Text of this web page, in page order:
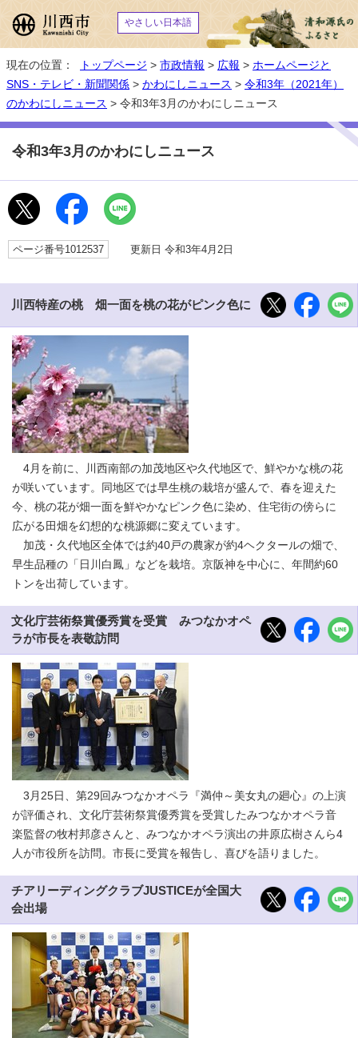
やさしい日本語
現在の位置： トップページ > 市政情報 > 広報 > ホームページと
SNS・テレビ・新聞関係 > かわにしニュース > 令和3年（2021年）
のかわにしニュース > 令和3年3月のかわにしニュース
令和3年3月のかわにしニュース
ページ番号1012537 更新日 令和3年4月2日
川西特産の桃 畑一面を桃の花がピンク色に
4月を前に、川西南部の加茂地区や久代地区で、鮮やかな桃の花
が咲いています。同地区では早生桃の栽培が盛んで、春を迎えた
今、桃の花が畑一面を鮮やかなピンク色に染め、住宅街の傍らに
広がる田畑を幻想的な桃源郷に変えています。
加茂・久代地区全体では約40戸の農家が約4ヘクタールの畑で、
早生品種の「日川白鳳」などを栽培。京阪神を中心に、年間約60
トンを出荷しています。
文化庁芸術祭賞優秀賞を受賞 みつなかオペ
ラが市長を表敬訪問
3月25日、第29回みつなかオペラ『満仲～美女丸の廻心』の上演
が評価され、文化庁芸術祭賞優秀賞を受賞したみつなかオペラ音
楽監督の牧村邦彦さんと、みつなかオペラ演出の井原広樹さんら4
人が市役所を訪問。市長に受賞を報告し、喜びを語りました。
チアリーディングクラブJUSTICEが全国大
会出場